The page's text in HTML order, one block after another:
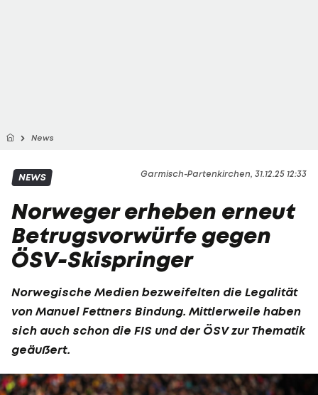
News
Garmisch-Partenkirchen, 31.12.25 12:33
NEWS
Norweger erheben erneut
Betrugsvorwürfe gegen
ÖSV-Skispringer
Norwegische Medien bezweifelten die Legalität
von Manuel Fettners Bindung. Mittlerweile haben
sich auch schon die FIS und der ÖSV zur Thematik
geäußert.